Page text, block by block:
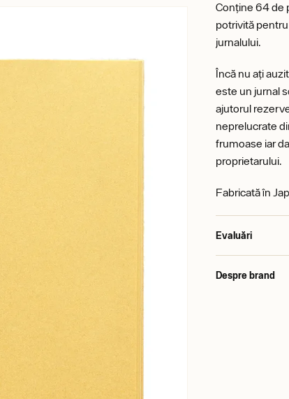
Conține 64 de
potrivită
jurnalului.
Încă nu ați
este un jurnal
ajutorul
neprelucrate
frumoase iar
proprietarului.
Fabricată în
Evaluări
Despre brand